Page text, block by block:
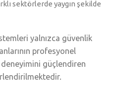
sektörlerde yaygın şekilde
yalnızca güvenlik
profesyonel
güçlendiren